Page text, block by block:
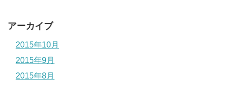
アーカイブ
2015年10月
2015年9月
2015年8月